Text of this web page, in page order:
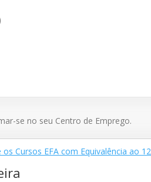
se no seu Centro de Emprego.
Cursos EFA com Equivalência ao